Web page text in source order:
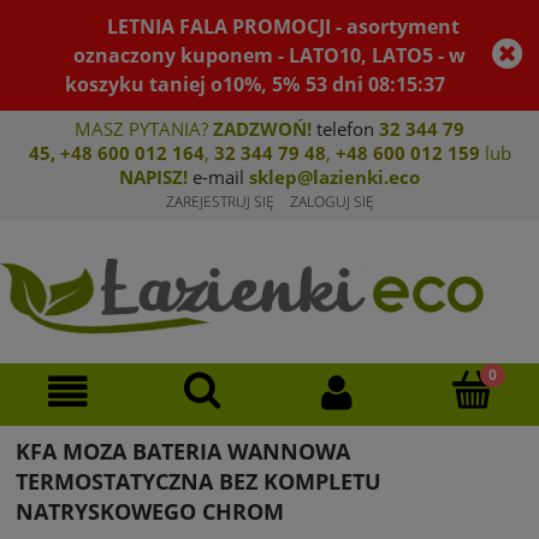
LETNIA FALA PROMOCJI - asortyment
oznaczony kuponem - LATO10, LATO5 - w
koszyku taniej o10%, 5% 53dni08:15:37
MASZ PYTANIA? ZADZWOŃ! telefon 32 344 79
45, +48 600 012 164, 32 344 79 48, +48 600 012 159 lub
NAPISZ! e-mail sklep@lazienki.eco
ZAREJESTRUJ SIĘ ZALOGUJ SIĘ
KFA MOZA BATERIA WANNOWA
TERMOSTATYCZNA BEZ KOMPLETU
NATRYSKOWEGO CHROM